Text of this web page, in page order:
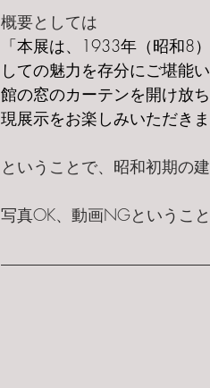
概要としては
「本展は、1933年（昭和8
しての魅力を存分にご堪能
館の窓のカーテンを開け放
現展示をお楽しみいただき
ということで、昭和初期の
写真OK、動画NGというこ